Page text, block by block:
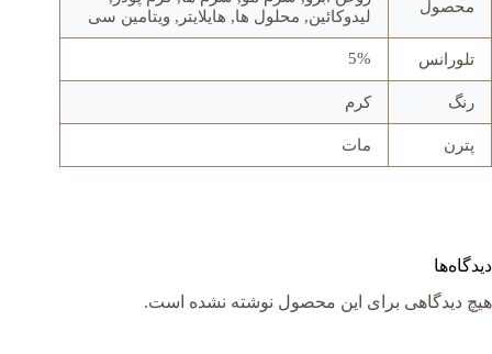
محصول
لیدوکائین, محلول ها, هایلایتر, ویتامین سی
تلورانس 5%
رنگ کرم
پترن مات
دیدگاه‌ها
هیچ دیدگاهی برای این محصول نوشته نشده است.